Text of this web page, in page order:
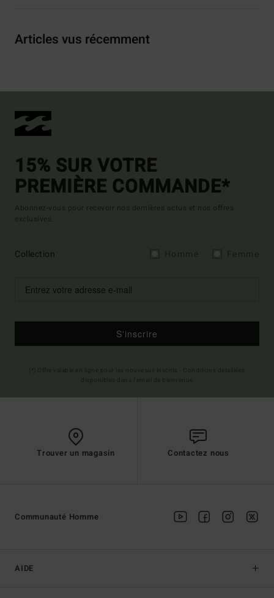
Articles vus récemment
15% SUR VOTRE
PREMIÈRE COMMANDE*
Abonnez-vous pour recevoir nos dernières actus et nos offres
exclusives.
Collection
S'inscrire
Trouver un magasin Contactez nous
AIDE
Communauté Homme